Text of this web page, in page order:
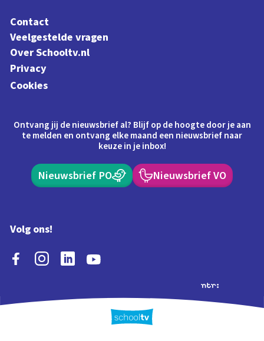
Contact
Veelgestelde vragen
Over Schooltv.nl
Privacy
Cookies
Ontvang jij de nieuwsbrief al? Blijf op de hoogte door je aan
te melden en ontvang elke maand een nieuwsbrief naar
keuze in je inbox!
Nieuwsbrief PO Nieuwsbrief VO
Volg ons!